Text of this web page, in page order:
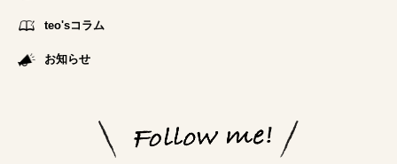
teo'sコラム
お知らせ